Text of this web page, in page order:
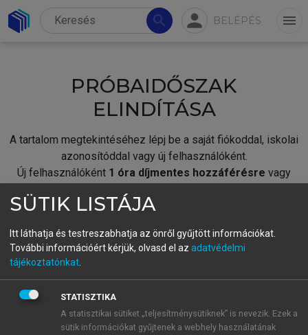
search person BELÉPÉS menu
PRÓBAIDŐSZAK
ELINDÍTÁSA
A tartalom megtekintéséhez lépj be a saját fiókoddal, iskolai
azonosítóddal vagy új felhasználóként.
Új felhasználóként 1 óra díjmentes hozzáférésre vagy
fiókoddal,vagy hozz létre új fiókot.
A regisztráció után apróbaidőszakautomatikusan
BELÉPÉS SAJÁT FIÓKKAL
SÜTIK LISTÁJA
Itt láthatja és testreszabhatja az önről gyűjtött információkat.
További információért kérjük, olvasd el az adatvédelmi
tájékoztatónkat
STATISZTIKA
A statisztikai sütiket „teljesítménysütiknek” is nevezik. Ezek a
sütik információkat gyűjtenek a webhely használatának